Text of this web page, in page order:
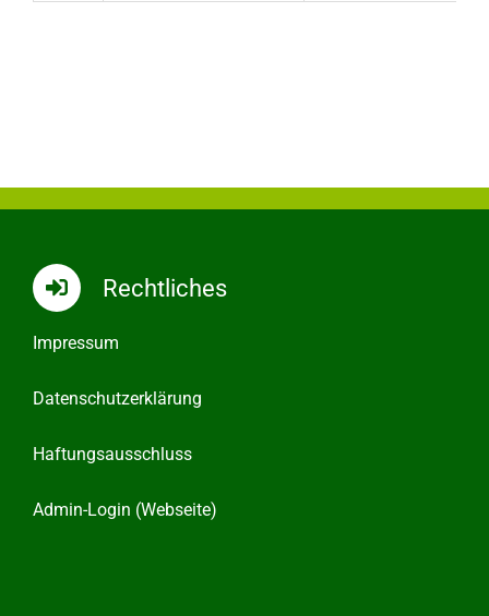
Rechtliches
Impressum
Datenschutzerklärung
Haftungsausschluss
Admin-Login (Webseite)